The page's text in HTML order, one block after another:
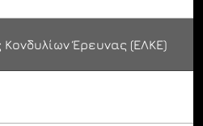
Έρευνας (ΕΛΚΕ)